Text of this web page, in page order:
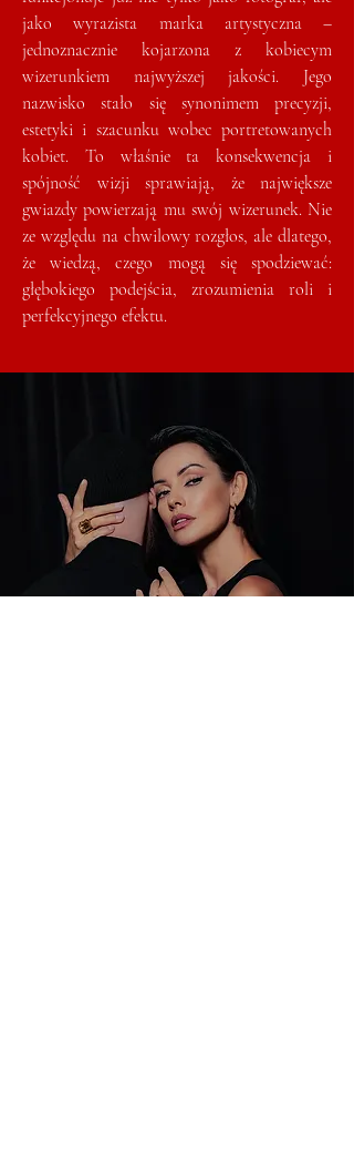
jako wyrazista marka artystyczna –
jednoznacznie kojarzona z kobiecym
wizerunkiem najwyższej jakości. Jego
nazwisko stało się synonimem precyzji,
estetyki i szacunku wobec portretowanych
kobiet. To właśnie ta konsekwencja i
spójność wizji sprawiają, że największe
gwiazdy powierzają mu swój wizerunek. Nie
ze względu na chwilowy rozgłos, ale dlatego,
że wiedzą, czego mogą się spodziewać:
głębokiego podejścia, zrozumienia roli i
perfekcyjnego efektu.